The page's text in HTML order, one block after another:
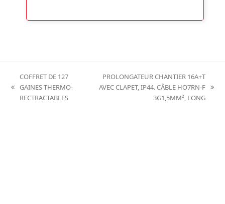
previous
post:
COFFRET DE 127
GAINES THERMO-
RECTRACTABLES
next
PROLONGATEUR CHANTIER 16A+T
AVEC CLAPET, IP44. CÂBLE HO7RN-F
3G1,5MM², LONG